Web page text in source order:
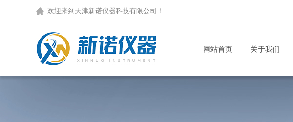
欢迎来到天津新诺仪器科技有限公司！
网站首页 关于我们